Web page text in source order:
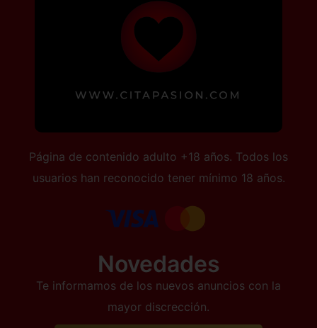
Página de contenido adulto +18 años. Todos los
usuarios han reconocido tener mínimo 18 años.
Novedades
Te informamos de los nuevos anuncios con la
mayor discrección.